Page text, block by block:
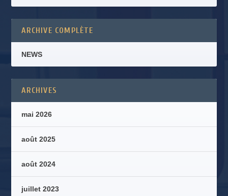
ARCHIVE COMPLÈTE
NEWS
ARCHIVES
mai 2026
août 2025
août 2024
juillet 2023